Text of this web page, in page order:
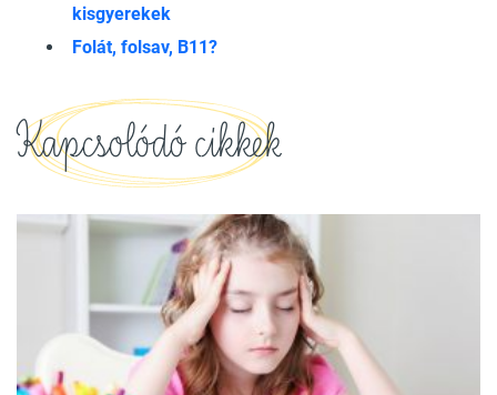
kisgyerekek
Folát, folsav, B11?
Kapcsolódó cikkek